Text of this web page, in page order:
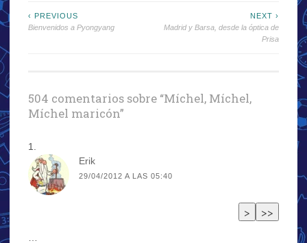
Navegación
‹ PREVIOUS
Bienvenidos a Pyongyang
NEXT ›
Madrid y Barsa, desde la óptica de
Prisa
504 comentarios sobre “Míchel, Míchel,
Míchel maricón”
Erik
29/04/2012 A LAS 05:40